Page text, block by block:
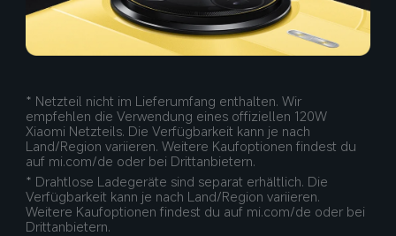
* Netzteil nicht im Lieferumfang enthalten. Wir
empfehlen die Verwendung eines offiziellen 120W
Xiaomi Netzteils. Die Verfügbarkeit kann je nach
Land/Region variieren. Weitere Kaufoptionen findest du
* Drahtlose Ladegeräte sind separat erhältlich. Die
Verfügbarkeit kann je nach Land/Region variieren.
Weitere Kaufoptionen findest du auf mi.com/de oder bei
Drittanbietern.